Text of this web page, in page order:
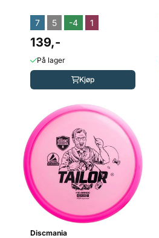
7 5 -4 1
139,-
På lager
Kjøp
Discmania